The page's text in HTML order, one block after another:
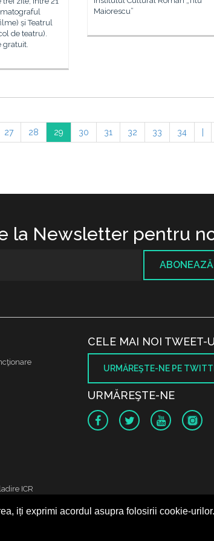
iți exprimi acordul asupra folosirii cookie-urilor.
Maiorescu”
și Teatrul
de teatru).
gratuit.
27 28 29 30 31 32 33 34
la Newsletter pentru
ICR
CELE MAI NOI TWEET-
URMĂREŞTE-NE PE
URMĂREŞTE-NE